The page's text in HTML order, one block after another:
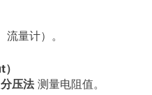
量计）。
分压法测量电阻值。